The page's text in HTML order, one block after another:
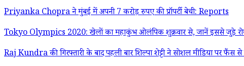
Priyanka Chopra ने मुंबई में अपनी 7 करोड़ रुपए की प्रॉपर्टी बेची: Reports
Tokyo Olympics 2020: खेलों का महाकुंभ ओलंपिक शुक्रवार से, जानें इससे जुड़े
Raj Kundra की गिरफ्तारी के बाद पहली बार शिल्पा शेट्टी ने सोशल मीडिया पर